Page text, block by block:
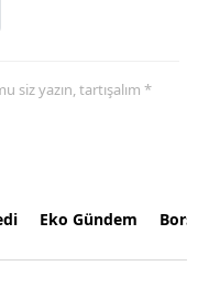
siz yazın, tartışalım *
Eko Gündem